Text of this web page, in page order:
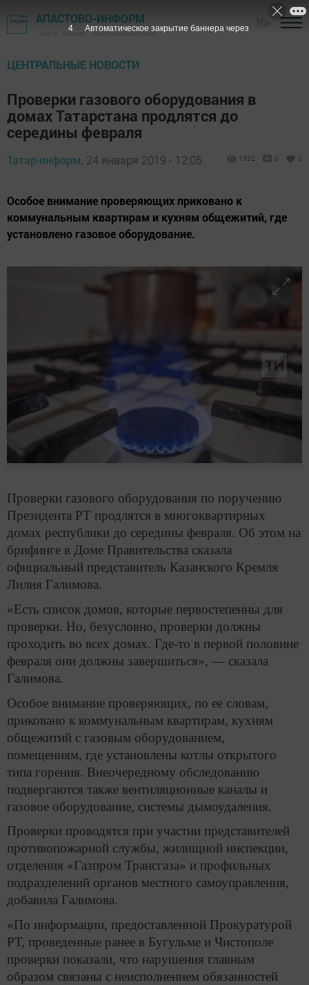
АПАСТОВО-ИНФОРМ
Газета "Звезда" - Апастовский район
ЦЕНТРАЛЬНЫЕ НОВОСТИ
Проверки газового оборудования в
домах Татарстана продлятся до
середины февраля
Татар-информ, 24 января 2019 - 12:05 1332 0 0
Особое внимание проверяющих приковано к
коммунальным квартирам и кухням общежитий, где
установлено газовое оборудование.
Проверки газового оборудования по поручению
Президента РТ продлятся в многоквартирных
домах республики до середины февраля. Об этом на
брифинге в Доме Правительства сказала
официальный представитель Казанского Кремля
Лилия Галимова.
«Есть список домов, которые первостепенны для
проверки. Но, безусловно, проверки должны
проходить во всех домах. Где-то в первой половине
февраля они должны завершиться», — сказала
Галимова.
Особое внимание проверяющих, по ее словам,
приковано к коммунальным квартирам, кухням
общежитий с газовым оборудованием,
помещениям, где установлены котлы открытого
типа горения. Внеочередному обследованию
подвергаются также вентиляционные каналы и
газовое оборудование, системы дымоудаления.
Проверки проводятся при участии представителей
противопожарной службы, жилищной инспекции,
отделения «Газпром Трансгаза» и профильных
подразделений органов местного самоуправления,
добавила Галимова.
«По информации, предоставленной Прокуратурой
РТ, проведенные ранее в Бугульме и Чистополе
проверки показали, что нарушения главным
образом связаны с неисполнением обязанностей
3 Автоматическое закрытие баннера через